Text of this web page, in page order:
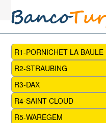
R1-PORNICHET LA BAULE
R2-STRAUBING
R3-DAX
R4-SAINT CLOUD
R5-WAREGEM